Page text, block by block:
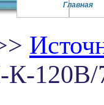
Главная
120В/